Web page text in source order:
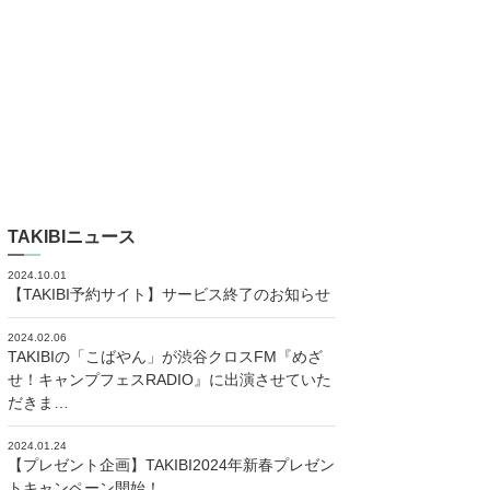
TAKIBIニュース
2024.10.01
【TAKIBI予約サイト】サービス終了のお知らせ
2024.02.06
TAKIBIの「こばやん」が渋谷クロスFM『めざ
せ！キャンプフェスRADIO』に出演させていた
だきま…
2024.01.24
【プレゼント企画】TAKIBI2024年新春プレゼン